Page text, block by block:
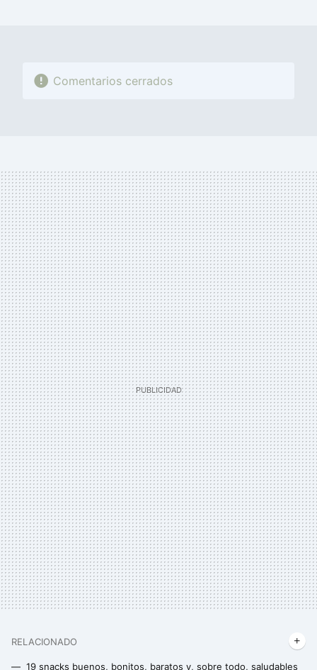
Comentarios cerrados
RELACIONADO
19 snacks buenos, bonitos, baratos y, sobre todo, saludables